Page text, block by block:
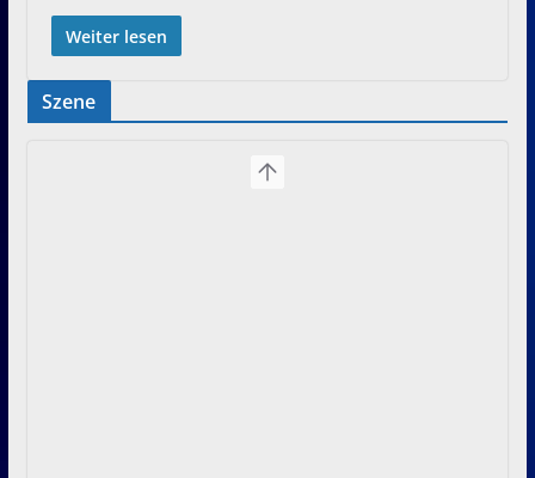
Weiter lesen
Szene